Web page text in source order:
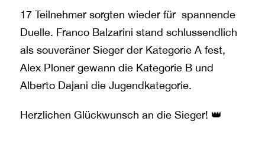
17 Teilnehmer sorgten wieder für spannende
Duelle. Franco Balzarini stand schlussendlich
als souveräner Sieger der Kategorie A fest,
Alex Ploner gewann die Kategorie B und
Alberto Dajani die Jugendkategorie.
Herzlichen Glückwunsch an die Sieger! 👑